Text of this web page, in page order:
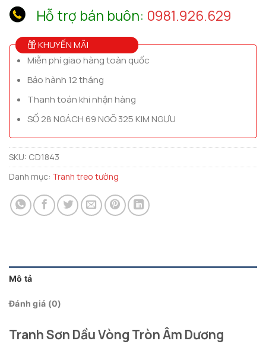
Hỗ trợ bán buôn: 0981.926.629
KHUYẾN MÃI
Miễn phí giao hàng toàn quốc
Bảo hành 12 tháng
Thanh toán khi nhận hàng
SỐ 28 NGÁCH 69 NGÕ 325 KIM NGƯU
SKU: CD1843
Danh mục: Tranh treo tường
Mô tả
Đánh giá (0)
Tranh Sơn Dầu Vòng Tròn Âm Dương